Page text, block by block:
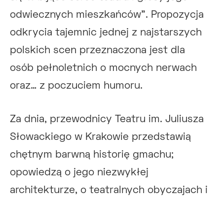
odwiecznych mieszkańców”. Propozycja
odkrycia tajemnic jednej z najstarszych
polskich scen przeznaczona jest dla
osób pełnoletnich o mocnych nerwach
oraz… z poczuciem humoru.
Za dnia, przewodnicy Teatru im. Juliusza
Słowackiego w Krakowie przedstawią
chętnym barwną historię gmachu;
opowiedzą o jego niezwykłej
architekturze, o teatralnych obyczajach i